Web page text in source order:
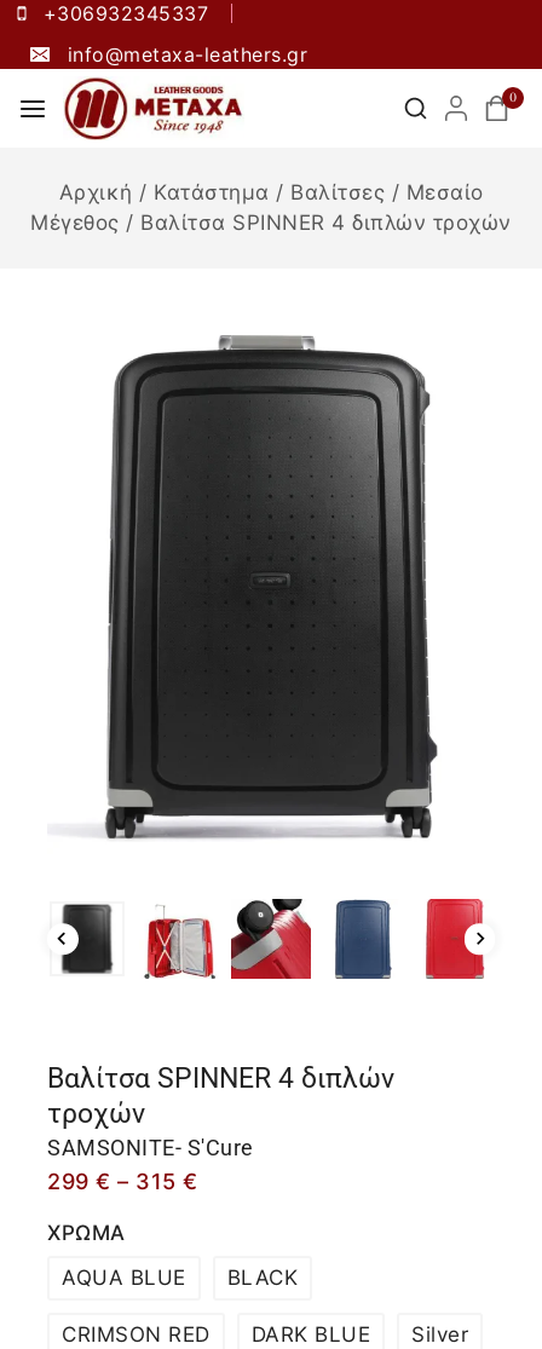
+306932345337
info@metaxa-leathers.gr
0
Αρχική / Κατάστημα / Βαλίτσες / Μεσαίο
Μέγεθος / Βαλίτσα SPINNER 4 διπλών τροχών
Βαλίτσα SPINNER 4 διπλών
τροχών
SAMSONITE- S'Cure
299 € – 315 €
ΧΡΩΜΑ
AQUA BLUE
BLACK
CRIMSON RED DARK BLUE Silver